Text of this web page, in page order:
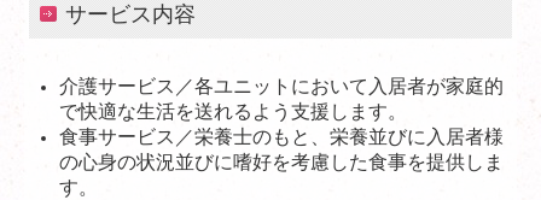
サービス内容
介護サービス／各ユニットにおいて入居者が家庭的
で快適な生活を送れるよう支援します。
食事サービス／栄養士のもと、栄養並びに入居者様
の心身の状況並びに嗜好を考慮した食事を提供しま
す。